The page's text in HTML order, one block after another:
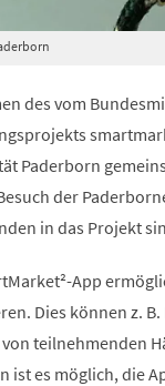
des vom
Paderborn
der
in das Projekt
App
Dies können z.
teilnehmenden
ist es möglich, die